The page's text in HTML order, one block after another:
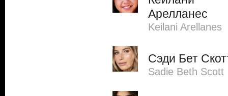
Арелланес
Keilani Arellanes
Сэди Бет
Sadie Beth Scott